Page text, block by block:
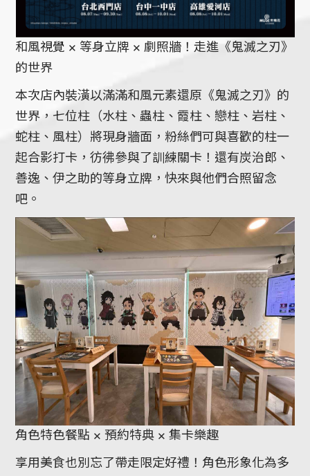
和風視覺 × 等身立牌 × 劇照牆！走進《鬼滅之刃》
的世界
本次店內裝潢以滿滿和風元素還原《鬼滅之刃》的
世界，七位柱（水柱、蟲柱、霞柱、戀柱、岩柱、
蛇柱、風柱）將現身牆面，粉絲們可與喜歡的柱一
起合影打卡，彷彿參與了訓練關卡！還有炭治郎、
善逸、伊之助的等身立牌，快來與他們合照留念
吧。
角色特色餐點 × 預約特典 × 集卡樂趣
享用美食也別忘了帶走限定好禮！角色形象化為多